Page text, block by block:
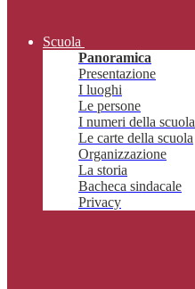
Scuola
Panoramica
Presentazione
I luoghi
Le persone
I numeri della scuola
Le carte della scuola
Organizzazione
La storia
Bacheca sindacale
Privacy